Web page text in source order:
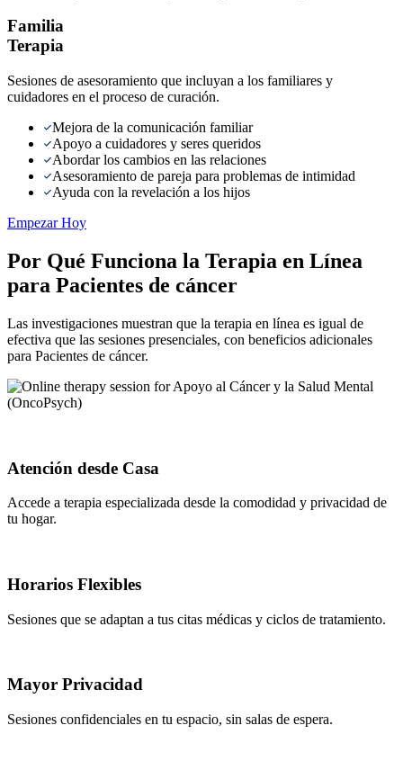
Familia
Terapia
Sesiones de asesoramiento que incluyan a los familiares y
cuidadores en el proceso de curación.
Mejora de la comunicación familiar
Apoyo a cuidadores y seres queridos
Abordar los cambios en las relaciones
Asesoramiento de pareja para problemas de intimidad
Ayuda con la revelación a los hijos
Empezar Hoy
Por Qué Funciona la Terapia en Línea
para Pacientes de cáncer
Las investigaciones muestran que la terapia en línea es igual de
efectiva que las sesiones presenciales, con beneficios adicionales
para Pacientes de cáncer.
Atención desde Casa
Accede a terapia especializada desde la comodidad y privacidad de
tu hogar.
Horarios Flexibles
Sesiones que se adaptan a tus citas médicas y ciclos de tratamiento.
Mayor Privacidad
Sesiones confidenciales en tu espacio, sin salas de espera.